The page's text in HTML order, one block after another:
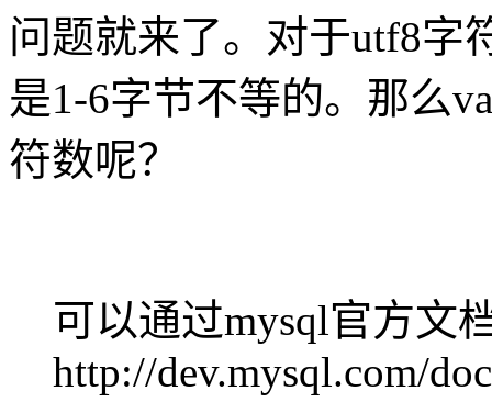
问题就来了。对于utf8字
是1-6字节不等的。那么
符数呢？
可以通过mysql官方文
http://dev.mysql.com/